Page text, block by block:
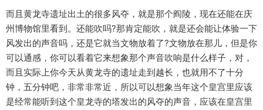
而且黄龙寺遗址出土的很多风夺，就是那个阎陵，现在还能在庆
州博物馆里看到。还能吹吗?那肯定能吹，就是还会能让体验一下
风发出的声音吗，还是它就当文物放着了?文物放在那儿，但是你
可以通感，你可以看着它来想象那个声音吹响是什么样子，对，
而且实际上你今天从黄龙寺的遗址走到越长，也就用不了十分
钟，五分钟吧，非常非常近，所以可以想象当年这个皇宫里应该
是经常能听到这个皇龙寺的塔发出的风夺的声音，应该在皇宫里